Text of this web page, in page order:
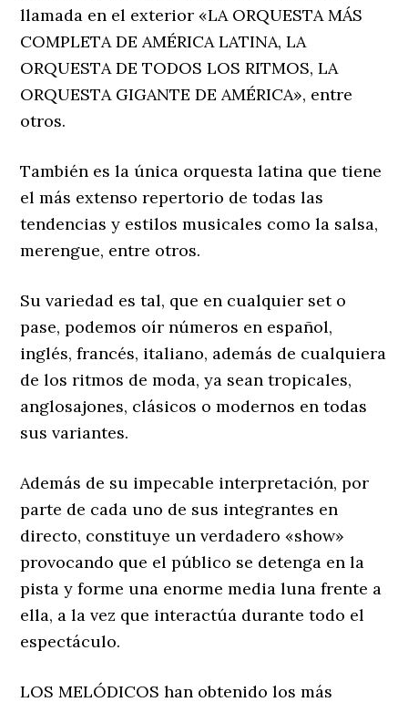
llamada en el exterior «LA ORQUESTA MÁS
COMPLETA DE AMÉRICA LATINA, LA
ORQUESTA DE TODOS LOS RITMOS, LA
ORQUESTA GIGANTE DE AMÉRICA», entre
otros.
También es la única orquesta latina que tiene
el más extenso repertorio de todas las
tendencias y estilos musicales como la salsa,
merengue, entre otros.
Su variedad es tal, que en cualquier set o
pase, podemos oír números en español,
inglés, francés, italiano, además de cualquiera
de los ritmos de moda, ya sean tropicales,
anglosajones, clásicos o modernos en todas
sus variantes.
Además de su impecable interpretación, por
parte de cada uno de sus integrantes en
directo, constituye un verdadero «show»
provocando que el público se detenga en la
pista y forme una enorme media luna frente a
ella, a la vez que interactúa durante todo el
espectáculo.
LOS MELÓDICOS han obtenido los más